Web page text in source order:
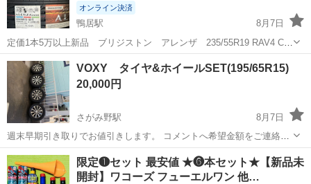
オンライン決済
鴨居駅
8月7日
定価1本5万以上新品 ブリジストン アレンザ 235/55R19 RAV4 CX
アルファード など 履き替えたら滑らかに タイヤショップミラクル 横
浜市緑区白山1-2-11
神奈川 横浜市 タイヤ、ホイール
VOXY タイヤ&ホイールSET(195/65R15)
20,000円
さがみ野駅
8月7日
週末早期引き取りでお値引きします。 コメントへ希望金額をご連絡下
さい。 ホイール:エンケイ smaak タイヤ:TOYO TRANPATH mpZ(ミ
ニバン用タイヤ) VOXY用に保有していたものです。 車売却に伴い、
使...
神奈川 座間市 さがみ野駅 タイヤ、ホイール
限定❶セット 最安値 ★❻本セット★【新品未
開封】ワコーズ フューエルワン 他…